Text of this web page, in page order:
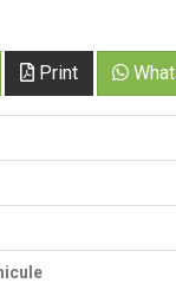
Print